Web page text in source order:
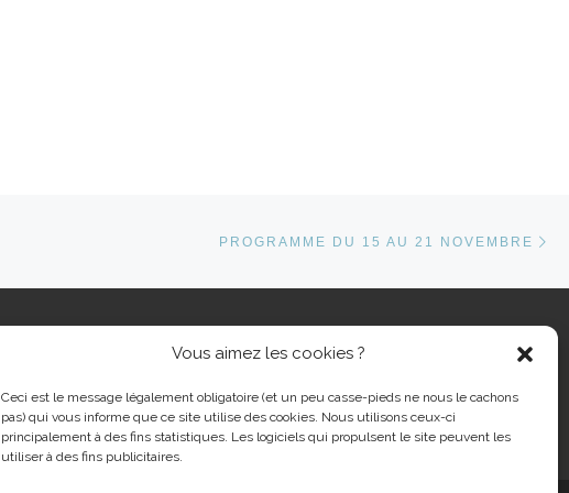
Vous aimez les cookies ?
Ceci est le message légalement obligatoire (et un peu casse-pieds ne nous le cachons
pas) qui vous informe que ce site utilise des cookies. Nous utilisons ceux-ci
principalement à des fins statistiques. Les logiciels qui propulsent le site peuvent les
utiliser à des fins publicitaires.
PROGRAMME DU 15 AU 21 NOVEMBRE
Rechercher …